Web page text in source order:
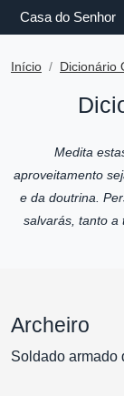
Casa do Senhor
Início Dicionário
Medita
aproveitamento
e da doutrina.
salvarás, tanto a
Archeiro
Soldado armado